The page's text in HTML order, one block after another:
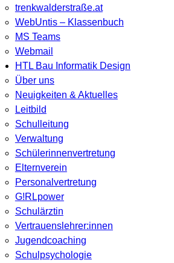
trenkwalderstraße.at
WebUntis – Klassenbuch
MS Teams
Webmail
HTL Bau Informatik Design
Über uns
Neuigkeiten & Aktuelles
Leitbild
Schulleitung
Verwaltung
Schülerinnenvertretung
Elternverein
Personalvertretung
G!RLpower
Schulärztin
Vertrauenslehrer:innen
Jugendcoaching
Schulpsychologie